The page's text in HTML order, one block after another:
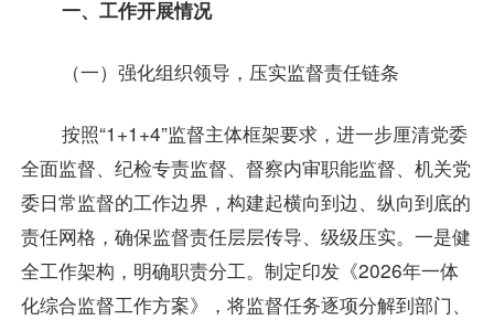
一、工作开展情况
（一）强化组织领导，压实监督责任链条
按照“1+1+4”监督主体框架要求，进一步厘清党委
全面监督、纪检专责监督、督察内审职能监督、机关党
委日常监督的工作边界，构建起横向到边、纵向到底的
责任网格，确保监督责任层层传导、级级压实。一是健
全工作架构，明确职责分工。制定印发《2026年一体
化综合监督工作方案》，将监督任务逐项分解到部门、